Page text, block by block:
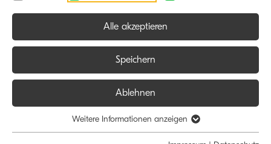
Alle akzeptieren
Speichern
Ablehnen
Weitere Informationen anzeigen